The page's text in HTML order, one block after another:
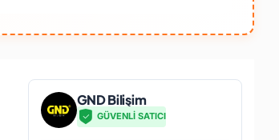
GND Bilişim
GÜVENLİ SATICI